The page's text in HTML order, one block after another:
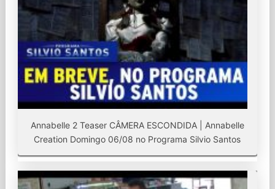
Annabelle 2 Teaser CÂMERA ESCONDIDA | Annabelle
Creation Domingo 06/08 no Programa Silvio Santos